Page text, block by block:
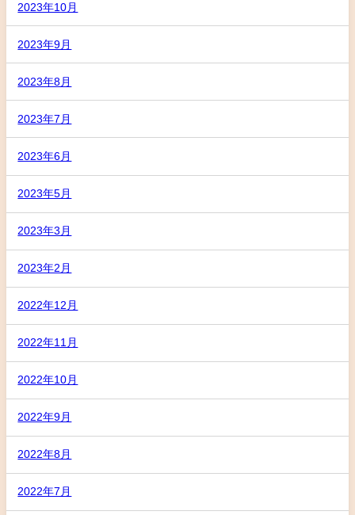
2023年10月
2023年9月
2023年8月
2023年7月
2023年6月
2023年5月
2023年3月
2023年2月
2022年12月
2022年11月
2022年10月
2022年9月
2022年8月
2022年7月